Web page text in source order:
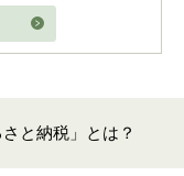
と納税」とは？